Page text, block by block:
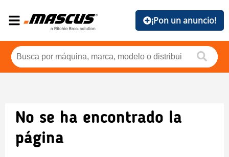
¡Pon un anuncio!
No se ha encontrado la
página